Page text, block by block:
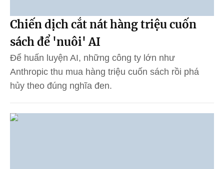
Chiến dịch cắt nát hàng triệu cuốn
sách để 'nuôi' AI
Để huấn luyện AI, những công ty lớn như
Anthropic thu mua hàng triệu cuốn sách rồi phá
hủy theo đúng nghĩa đen.